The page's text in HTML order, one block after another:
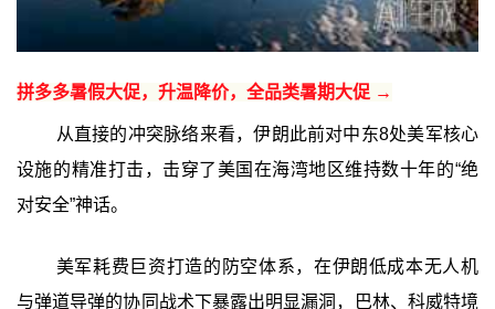
拼多多暑假大促，升温降价，全品类暑期大促 →
从直接的冲突脉络来看，伊朗此前对中东8处美军核心
设施的精准打击，击穿了美国在海湾地区维持数十年的“绝
对安全”神话。
美军耗费巨资打造的防空体系，在伊朗低成本无人机
与弹道导弹的协同战术下暴露出明显漏洞，巴林、科威特境